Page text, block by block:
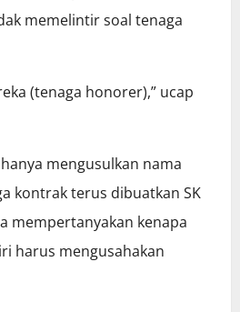
memelintir soal tenaga
(tenaga honorer),” ucap
mengusulkan nama
kontrak terus dibuatkan SK
mempertanyakan kenapa
harus mengusahakan